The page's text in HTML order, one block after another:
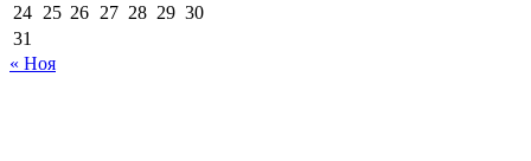
24 25 26 27 28 29 30
31
« Ноя